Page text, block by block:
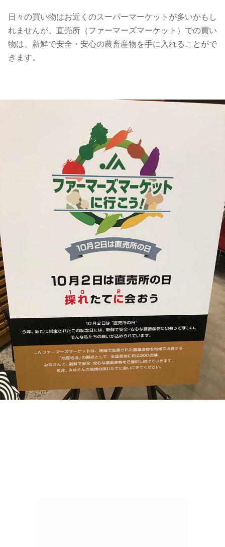
日々の買い物はお近くのスーパーマーケットが多いかもし
れませんが、直売所（ファーマーズマーケット）での買い
物は、新鮮で安全・安心の農畜産物を手に入れることがで
きます。